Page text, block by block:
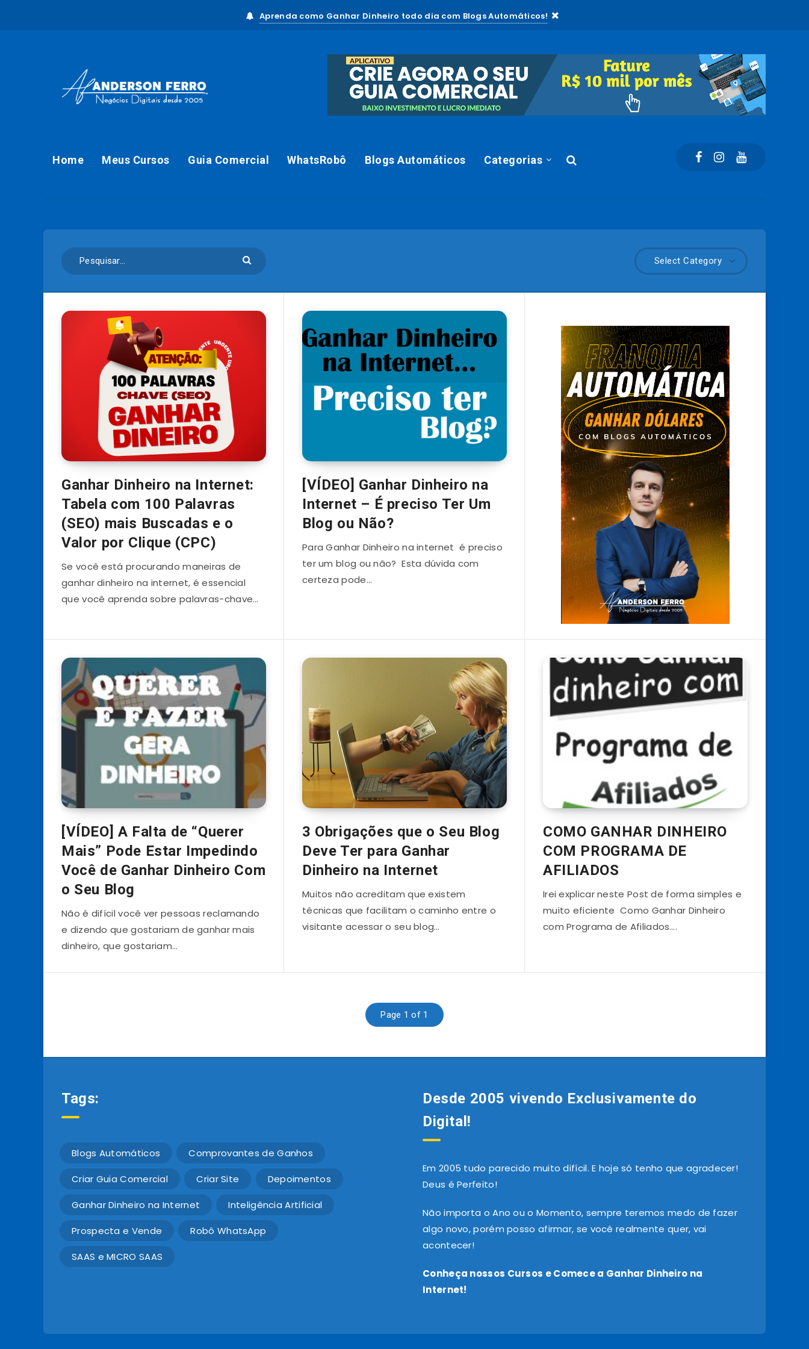
Aprenda como Ganhar Dinheiro todo dia com Blogs Automáticos!
Home Meus Cursos Guia Comercial WhatsRobô Blogs Automáticos Categorias
Select Category
Ganhar Dinheiro na Internet:
Tabela com 100 Palavras
(SEO) mais Buscadas e o
Valor por Clique (CPC)
Se você está procurando maneiras de
ganhar dinheiro na internet, é essencial
que você aprenda sobre palavras-chave…
[VÍDEO] Ganhar Dinheiro na
Internet – É preciso Ter Um
Blog ou Não?
Para Ganhar Dinheiro na internet é preciso
ter um blog ou não? Esta dúvida com
certeza pode…
[VÍDEO] A Falta de “Querer
Mais” Pode Estar Impedindo
Você de Ganhar Dinheiro Com
o Seu Blog
Não é difícil você ver pessoas reclamando
e dizendo que gostariam de ganhar mais
dinheiro, que gostariam…
3 Obrigações que o Seu Blog
Deve Ter para Ganhar
Dinheiro na Internet
Muitos não acreditam que existem
técnicas que facilitam o caminho entre o
visitante acessar o seu blog…
COMO GANHAR DINHEIRO
COM PROGRAMA DE
AFILIADOS
Irei explicar neste Post de forma simples e
muito eficiente Como Ganhar Dinheiro
com Programa de Afiliados….
Page 1 of 1
Tags:
Blogs Automáticos Comprovantes de Ganhos
Criar Guia Comercial Criar Site Depoimentos
Ganhar Dinheiro na Internet Inteligência Artificial
Prospecta e Vende Robô WhatsApp
SAAS e MICRO SAAS
Desde 2005 vivendo Exclusivamente do
Digital!
Em 2005 tudo parecido muito difícil. E hoje só tenho que agradecer!
Deus é Perfeito!
Não importa o Ano ou o Momento, sempre teremos medo de fazer
algo novo, porém posso afirmar, se você realmente quer, vai
acontecer!
Conheça nossos Cursos e Comece a Ganhar Dinheiro na
Internet!